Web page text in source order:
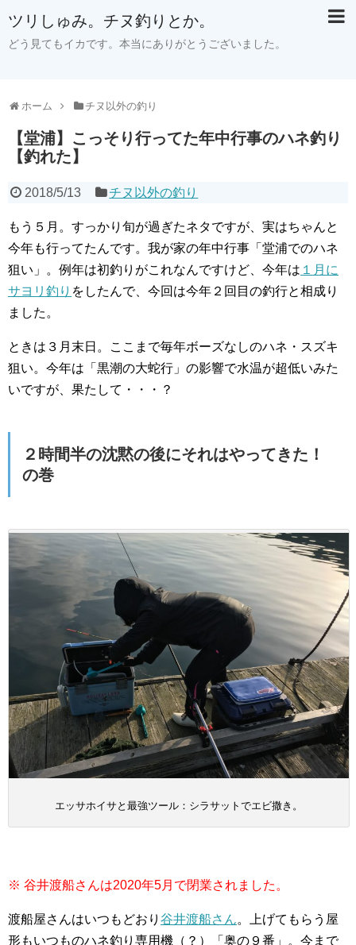
ツリしゅみ。チヌ釣りとか。
どう見てもイカです。本当にありがとうございました。
ホーム チヌ以外の釣り
【堂浦】こっそり行ってた年中行事のハネ釣り
【釣れた】
2018/5/13 チヌ以外の釣り
もう５月。すっかり旬が過ぎたネタですが、実はちゃんと
今年も行ってたんです。我が家の年中行事「堂浦でのハネ
狙い」。例年は初釣りがこれなんですけど、今年は １月に
サヨリ釣り をしたんで、今回は今年２回目の釣行と相成り
ました。
ときは３月末日。ここまで毎年ボーズなしのハネ・スズキ
狙い。今年は「黒潮の大蛇行」の影響で水温が超低いみた
いですが、果たして・・・？
２時間半の沈黙の後にそれはやってきた！
の巻
エッサホイサと最強ツール：シラサットでエビ撒き。
※ 谷井渡船さんは2020年5月で閉業されました。
渡船屋さんはいつもどおり 谷井渡船さん。上げてもらう屋
形もいつものハネ釣り専用機（？）「奥の９番」。今まで